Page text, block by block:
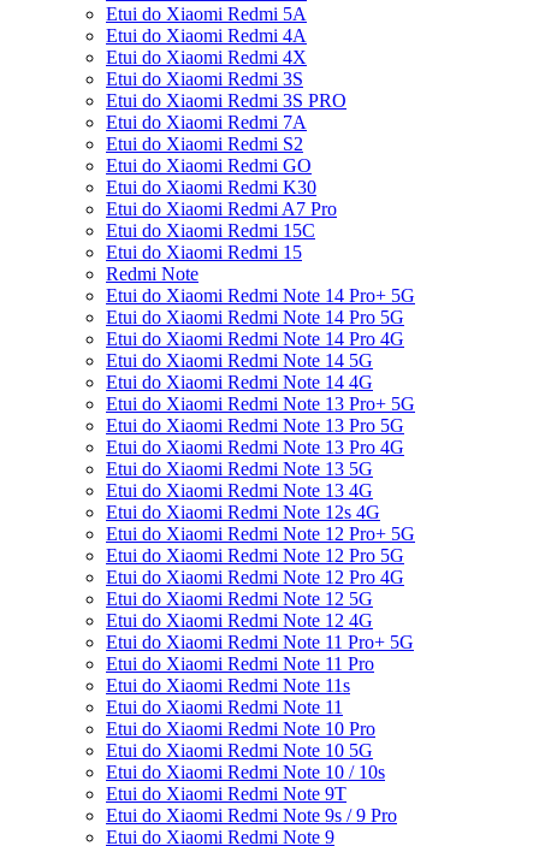
Etui do Xiaomi Redmi 5A
Etui do Xiaomi Redmi 4A
Etui do Xiaomi Redmi 4X
Etui do Xiaomi Redmi 3S
Etui do Xiaomi Redmi 3S PRO
Etui do Xiaomi Redmi 7A
Etui do Xiaomi Redmi S2
Etui do Xiaomi Redmi GO
Etui do Xiaomi Redmi K30
Etui do Xiaomi Redmi A7 Pro
Etui do Xiaomi Redmi 15C
Etui do Xiaomi Redmi 15
Redmi Note
Etui do Xiaomi Redmi Note 14 Pro+ 5G
Etui do Xiaomi Redmi Note 14 Pro 5G
Etui do Xiaomi Redmi Note 14 Pro 4G
Etui do Xiaomi Redmi Note 14 5G
Etui do Xiaomi Redmi Note 14 4G
Etui do Xiaomi Redmi Note 13 Pro+ 5G
Etui do Xiaomi Redmi Note 13 Pro 5G
Etui do Xiaomi Redmi Note 13 Pro 4G
Etui do Xiaomi Redmi Note 13 5G
Etui do Xiaomi Redmi Note 13 4G
Etui do Xiaomi Redmi Note 12s 4G
Etui do Xiaomi Redmi Note 12 Pro+ 5G
Etui do Xiaomi Redmi Note 12 Pro 5G
Etui do Xiaomi Redmi Note 12 Pro 4G
Etui do Xiaomi Redmi Note 12 5G
Etui do Xiaomi Redmi Note 12 4G
Etui do Xiaomi Redmi Note 11 Pro+ 5G
Etui do Xiaomi Redmi Note 11 Pro
Etui do Xiaomi Redmi Note 11s
Etui do Xiaomi Redmi Note 11
Etui do Xiaomi Redmi Note 10 Pro
Etui do Xiaomi Redmi Note 10 5G
Etui do Xiaomi Redmi Note 10 / 10s
Etui do Xiaomi Redmi Note 9T
Etui do Xiaomi Redmi Note 9s / 9 Pro
Etui do Xiaomi Redmi Note 9